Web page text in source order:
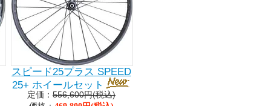
スピード25プラス SPEED
25+ ホイールセット
定価： 556,600円(税込)